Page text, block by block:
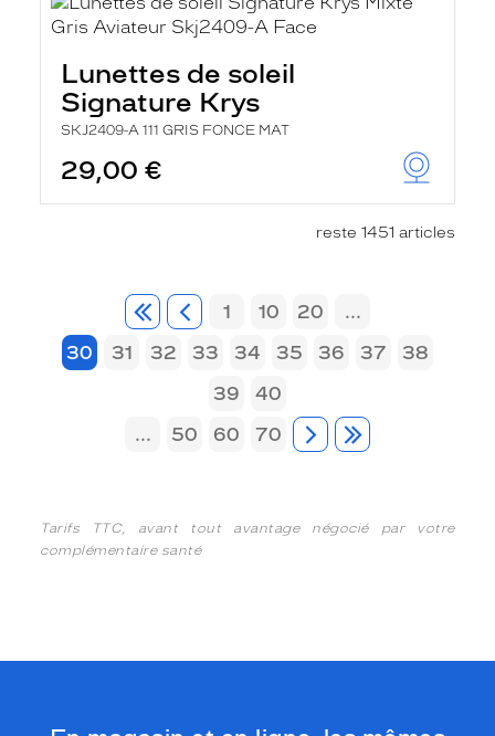
Lunettes de soleil
Signature Krys
SKJ2409-A 111 GRIS FONCE MAT
29,00 €
reste 1451 articles
1 10 20
...
30
31 32 33 34 35 36 37
38
39
40
...
50 60 70
Tarifs TTC, avant tout avantage négocié par votre
complémentaire santé